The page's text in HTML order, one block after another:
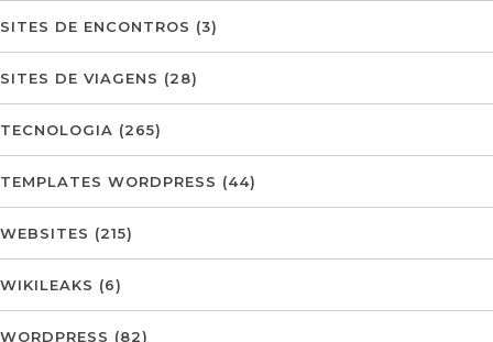
SITES DE ENCONTROS (3)
SITES DE VIAGENS (28)
TECNOLOGIA (265)
TEMPLATES WORDPRESS (44)
WEBSITES (215)
WIKILEAKS (6)
WORDPRESS (82)